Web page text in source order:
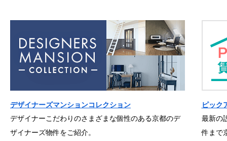
デザイナーズマンションコレクション
デザイナーこだわりのさまざまな個性のある京都のデ
ザイナーズ物件をご紹介。
ピック
最新の
件まで